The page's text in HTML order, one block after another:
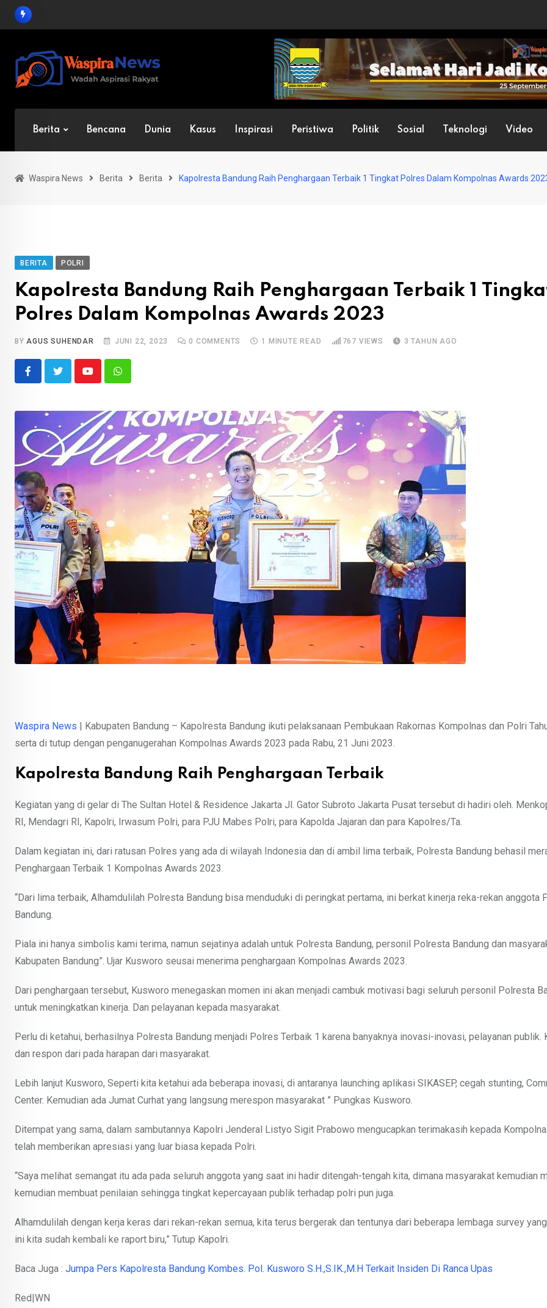
Skip
Berita Bencana Dunia Kasus Inspirasi Peristiwa Politik Sosial Teknologi Video
Waspira News Berita Berita Kapolresta Bandung Raih Penghargaan Terbaik 1 Tingkat Polres Dalam Kompolnas Awards
BERITA POLRI
Kapolresta Bandung Raih Penghargaan Terbaik 1
Polres Dalam Kompolnas Awards 2023
BYAGUS SUHENDAR JUNI 22, 2023 0 COMMENTS 1 MINUTE READ 767 VIEWS 3 TAHUN AGO
YoutubeWhatsapp
Waspira News | Kabupaten Bandung – Kapolresta Bandung ikuti pelaksanaan Pembukaan Rakornas Kompolnas dan Polri
serta di tutup dengan penganugerahan Kompolnas Awards 2023 pada Rabu, 21 Juni 2023.
Kapolresta Bandung Raih Penghargaan Terbaik
Kegiatan yang di gelar di The Sultan Hotel & Residence Jakarta Jl. Gator Subroto Jakarta Pusat tersebut di hadiri oleh.
RI, Mendagri RI, Kapolri, Irwasum Polri, para PJU Mabes Polri, para Kapolda Jajaran dan para Kapolres/Ta.
Dalam kegiatan ini, dari ratusan Polres yang ada di wilayah Indonesia dan di ambil lima terbaik, Polresta Bandung behasil
Penghargaan Terbaik 1 Kompolnas Awards 2023.
“Dari lima terbaik, Alhamdulilah Polresta Bandung bisa menduduki di peringkat pertama, ini berkat kinerja reka-rekan anggota
Bandung.
Piala ini hanya simbolis kami terima, namun sejatinya adalah untuk Polresta Bandung, personil Polresta Bandung dan
Kabupaten Bandung”. Ujar Kusworo seusai menerima penghargaan Kompolnas Awards 2023.
Dari penghargaan tersebut, Kusworo menegaskan momen ini akan menjadi cambuk motivasi bagi seluruh personil Polresta
untuk meningkatkan kinerja. Dan pelayanan kepada masyarakat.
Perlu di ketahui, berhasilnya Polresta Bandung menjadi Polres Terbaik 1 karena banyaknya inovasi-inovasi, pelayanan publik.
dan respon dari pada harapan dari masyarakat.
Lebih lanjut Kusworo, Seperti kita ketahui ada beberapa inovasi, di antaranya launching aplikasi SIKASEP, cegah stunting,
Center. Kemudian ada Jumat Curhat yang langsung merespon masyarakat ” Pungkas Kusworo.
Ditempat yang sama, dalam sambutannya Kapolri Jenderal Listyo Sigit Prabowo mengucapkan terimakasih kepada
telah memberikan apresiasi yang luar biasa kepada Polri.
“Saya melihat semangat itu ada pada seluruh anggota yang saat ini hadir ditengah-tengah kita, dimana masyarakat kemudian
kemudian membuat penilaian sehingga tingkat kepercayaan publik terhadap polri pun juga.
Alhamdulilah dengan kerja keras dari rekan-rekan semua, kita terus bergerak dan tentunya dari beberapa lembaga survey
ini kita sudah kembali ke raport biru,” Tutup Kapolri.
Baca Juga : Jumpa Pers Kapolresta Bandung Kombes. Pol. Kusworo S.H.,S.IK.,M.H Terkait Insiden Di Ranca Upas
Red|WN